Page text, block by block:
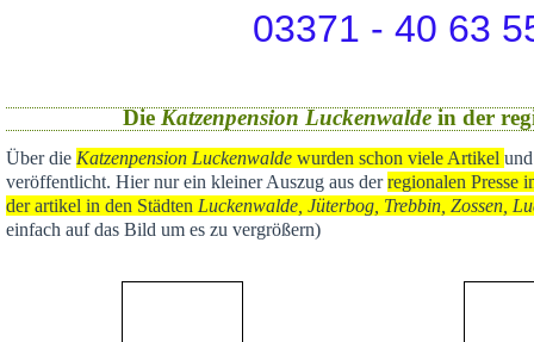
03371 - 40 63
Die Katzenpension Luckenwaldein der
Über die Katzenpension Luckenwalde wurden schon viele Artikel
veröffentlicht. Hier nur ein kleiner Auszug aus derregionalen Presse
der artikel in den Städten Luckenwalde, Jüterbog, Trebbin, Zossen,
einfach auf das Bild um es zu vergrößern)